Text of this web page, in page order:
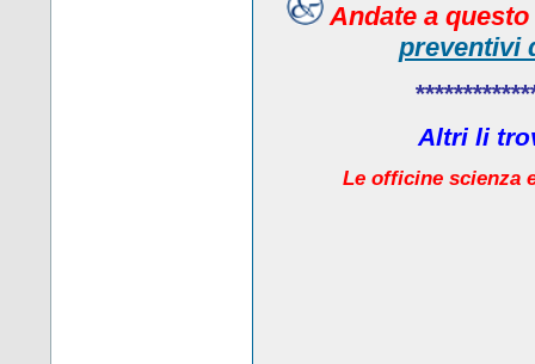
Andate a questo
preventivi
Altri li
Le officine scienza